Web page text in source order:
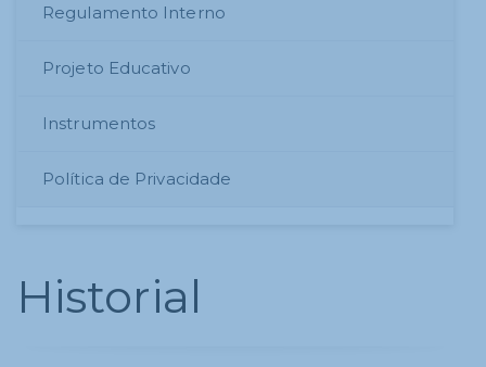
Regulamento Interno
Projeto Educativo
Instrumentos
Política de Privacidade
Historial